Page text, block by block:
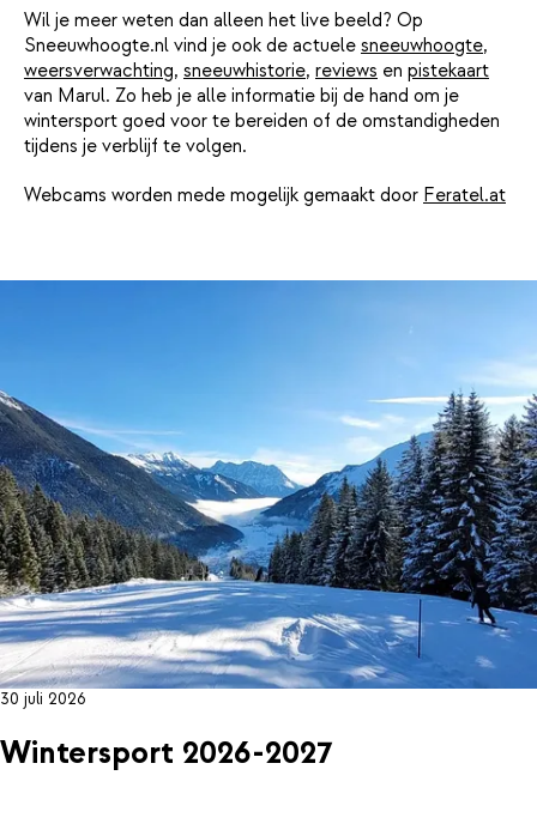
Wil je meer weten dan alleen het live beeld? Op
Sneeuwhoogte.nl vind je ook de actuele sneeuwhoogte,
weersverwachting, sneeuwhistorie, reviews en pistekaart
van Marul. Zo heb je alle informatie bij de hand om je
wintersport goed voor te bereiden of de omstandigheden
tijdens je verblijf te volgen.
Webcams worden mede mogelijk gemaakt door Feratel.at
30 juli 2026
Wintersport 2026-2027